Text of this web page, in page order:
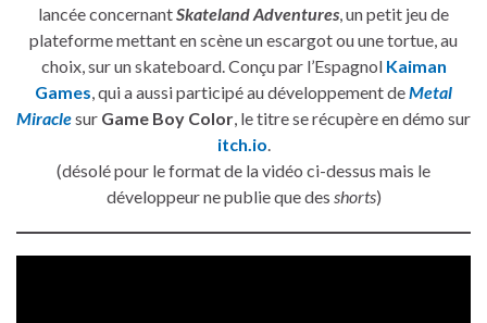
lancée concernantSkateland Adventures, un petit jeu de
plateforme mettant en scène un escargot ou une tortue, au
choix, sur un skateboard. Conçu par l’Espagnol Kaiman
Games, qui a aussi participé au développement deMetal
Miraclesur Game Boy Color, le titre se récupère en démo sur
itch.io.
(désolé pour le format de la vidéo ci-dessus mais le
développeur ne publie que des shorts)